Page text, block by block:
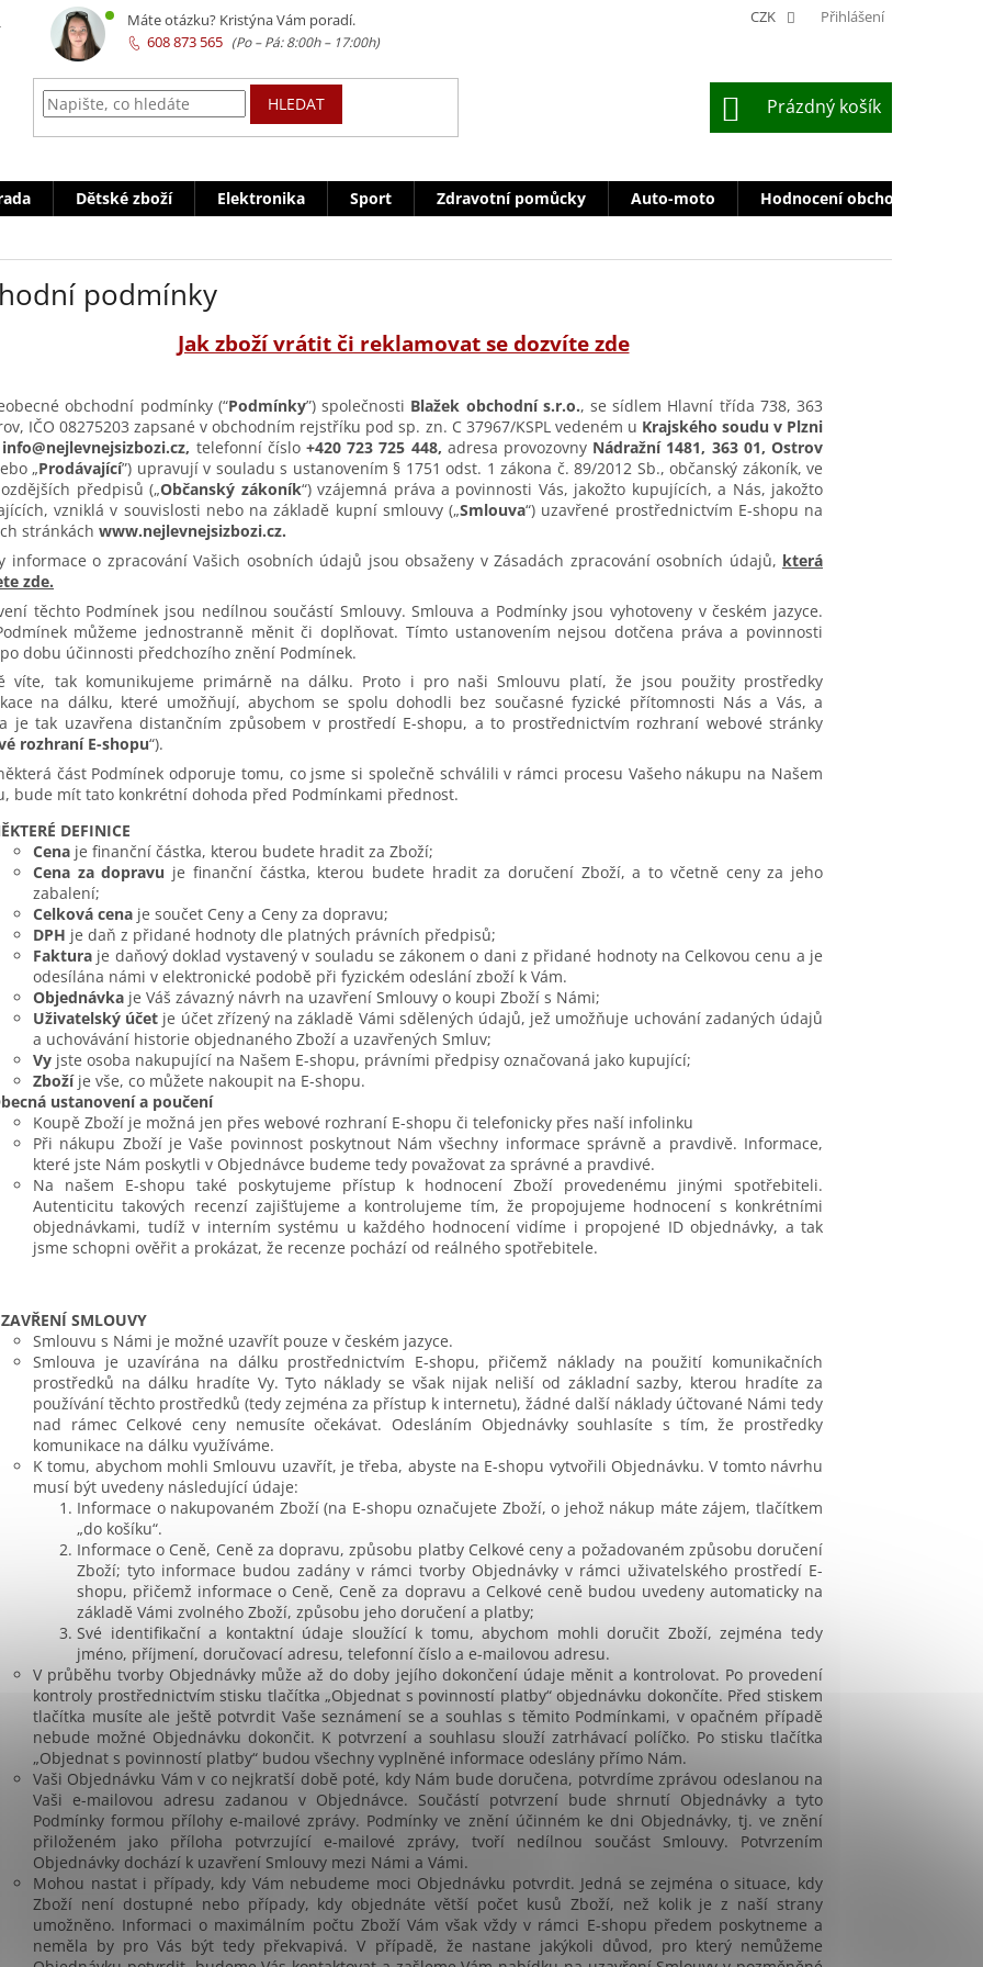
CZK Přihlášení
HLEDAT
NÁKUPNÍ
KOŠÍK
Prázdný košík
Dětské zboží Elektronika Sport Zdravotní pomůcky Auto-moto Hodnocení obchodu
podmínky
Jak zboží vrátit či reklamovat se dozvíte zde
obchodní podmínky (“Podmínky”) společnosti Blažek obchodní s.r.o., se sídlem Hlavní třída 738, 363
IČO 08275203 zapsané v obchodním rejstříku pod sp. zn. C 37967/KSPL vedeném u Krajského soudu v Plzni
telefonní číslo+420 723 725 448, adresa provozovny Nádražní 1481, 363 01, Ostrov
„Prodávající”) upravují v souladu s ustanovením § 1751 odst. 1 zákona č. 89/2012 Sb., občanský zákoník, ve
předpisů („Občanský zákoník“) vzájemná práva a povinnosti Vás, jakožto kupujících, a Nás, jakožto
vzniklá v souvislosti nebo na základě kupní smlouvy („Smlouva“) uzavřené prostřednictvím E-shopu na
stránkách www.nejlevnejsizbozi.cz.
informace o zpracování Vašich osobních údajů jsou obsaženy v Zásadách zpracování osobních údajů, která
zde.
těchto Podmínek jsou nedílnou součástí Smlouvy. Smlouva a Podmínky jsou vyhotoveny v českém jazyce.
můžeme jednostranně měnit či doplňovat. Tímto ustanovením nejsou dotčena práva a povinnosti
dobu účinnosti předchozího znění Podmínek.
víte, tak komunikujeme primárně na dálku. Proto i pro naši Smlouvu platí, že jsou použity prostředky
na dálku, které umožňují, abychom se spolu dohodli bez současné fyzické přítomnosti Nás a Vás, a
je tak uzavřena distančním způsobem v prostředí E-shopu, a to prostřednictvím rozhraní webové stránky
rozhraní E-shopu“).
část Podmínek odporuje tomu, co jsme si společně schválili v rámci procesu Vašeho nákupu na Našem
bude mít tato konkrétní dohoda před Podmínkami přednost.
DEFINICE
Cena je finanční částka, kterou budete hradit za Zboží;
Cena za dopravu je finanční částka, kterou budete hradit za doručení Zboží, a to včetně ceny za jeho
zabalení;
Celková cena je součet Ceny a Ceny za dopravu;
DPH je daň z přidané hodnoty dle platných právních předpisů;
Faktura je daňový doklad vystavený v souladu se zákonem o dani z přidané hodnoty na Celkovou cenu a je
odesílána námi v elektronické podobě při fyzickém odeslání zboží k Vám.
Objednávka je Váš závazný návrh na uzavření Smlouvy o koupi Zboží s Námi;
Uživatelský účet je účet zřízený na základě Vámi sdělených údajů, jež umožňuje uchování zadaných údajů
a uchovávání historie objednaného Zboží a uzavřených Smluv;
Vy jste osoba nakupující na Našem E-shopu, právními předpisy označovaná jako kupující;
Zbožíje vše, co můžete nakoupit na E-shopu.
ustanovení a poučení
Koupě Zboží je možná jen přes webové rozhraní E-shopu či telefonicky přes naší infolinku
Při nákupu Zboží je Vaše povinnost poskytnout Nám všechny informace správně a pravdivě. Informace,
které jste Nám poskytli v Objednávce budeme tedy považovat za správné a pravdivé.
Na našem E-shopu také poskytujeme přístup k hodnocení Zboží provedenému jinými spotřebiteli.
Autenticitu takových recenzí zajišťujeme a kontrolujeme tím, že propojujeme hodnocení s konkrétními
objednávkami, tudíž v interním systému u každého hodnocení vidíme i propojené ID objednávky, a tak
jsme schopni ověřit a prokázat, že recenze pochází od reálného spotřebitele.
SMLOUVY
Smlouvu s Námi je možné uzavřít pouze v českém jazyce.
Smlouva je uzavírána na dálku prostřednictvím E-shopu, přičemž náklady na použití komunikačních
prostředků na dálku hradíte Vy. Tyto náklady se však nijak neliší od základní sazby, kterou hradíte za
používání těchto prostředků (tedy zejména za přístup k internetu), žádné další náklady účtované Námi tedy
nad rámec Celkové ceny nemusíte očekávat. Odesláním Objednávky souhlasíte s tím, že prostředky
komunikace na dálku využíváme.
K tomu, abychom mohli Smlouvu uzavřít, je třeba, abyste na E-shopu vytvořili Objednávku. V tomto návrhu
musí být uvedeny následující údaje:
Informace o nakupovaném Zboží (na E-shopu označujete Zboží, o jehož nákup máte zájem, tlačítkem
„do košíku“.
Informace o Ceně, Ceně za dopravu, způsobu platby Celkové ceny a požadovaném způsobu doručení
Zboží; tyto informace budou zadány v rámci tvorby Objednávky v rámci uživatelského prostředí E-
shopu, přičemž informace o Ceně, Ceně za dopravu a Celkové ceně budou uvedeny automaticky na
základě Vámi zvolného Zboží, způsobu jeho doručení a platby;
Své identifikační a kontaktní údaje sloužící k tomu, abychom mohli doručit Zboží, zejména tedy
jméno, příjmení, doručovací adresu, telefonní číslo a e-mailovou adresu.
V průběhu tvorby Objednávky může až do doby jejího dokončení údaje měnit a kontrolovat. Po provedení
kontroly prostřednictvím stisku tlačítka „Objednat s povinností platby“ objednávku dokončíte. Před stiskem
tlačítka musíte ale ještě potvrdit Vaše seznámení se a souhlas s těmito Podmínkami, v opačném případě
nebude možné Objednávku dokončit. K potvrzení a souhlasu slouží zatrhávací políčko. Po stisku tlačítka
„Objednat s povinností platby“ budou všechny vyplněné informace odeslány přímo Nám.
Vaši Objednávku Vám v co nejkratší době poté, kdy Nám bude doručena, potvrdíme zprávou odeslanou na
Vaši e-mailovou adresu zadanou v Objednávce. Součástí potvrzení bude shrnutí Objednávky a tyto
Podmínky formou přílohy e-mailové zprávy. Podmínky ve znění účinném ke dni Objednávky, tj. ve znění
přiloženém jako příloha potvrzující e-mailové zprávy, tvoří nedílnou součást Smlouvy. Potvrzením
Objednávky dochází k uzavření Smlouvy mezi Námi a Vámi.
Mohou nastat i případy, kdy Vám nebudeme moci Objednávku potvrdit. Jedná se zejména o situace, kdy
Zboží není dostupné nebo případy, kdy objednáte větší počet kusů Zboží, než kolik je z naší strany
umožněno. Informaci o maximálním počtu Zboží Vám však vždy v rámci E-shopu předem poskytneme a
neměla by pro Vás být tedy překvapivá. V případě, že nastane jakýkoli důvod, pro který nemůžeme
Máte otázku? Kristýna Vám poradí.
608 873 565